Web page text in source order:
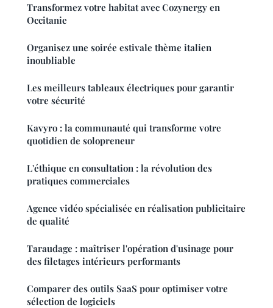
Transformez votre habitat avec Cozynergy en
Occitanie
Organisez une soirée estivale thème italien
inoubliable
Les meilleurs tableaux électriques pour garantir
votre sécurité
Kavyro : la communauté qui transforme votre
quotidien de solopreneur
L'éthique en consultation : la révolution des
pratiques commerciales
Agence vidéo spécialisée en réalisation publicitaire
de qualité
Taraudage : maîtriser l'opération d'usinage pour
des filetages intérieurs performants
Comparer des outils SaaS pour optimiser votre
sélection de logiciels